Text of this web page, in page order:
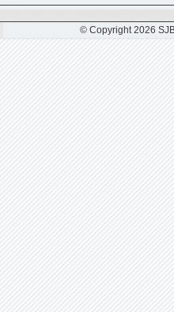
© Copyright 2026